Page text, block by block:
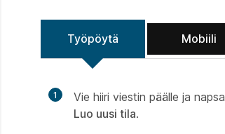
Työpöytä Mobiili
1 Vie hiiri viestin päälle ja
Luo uusi tila.